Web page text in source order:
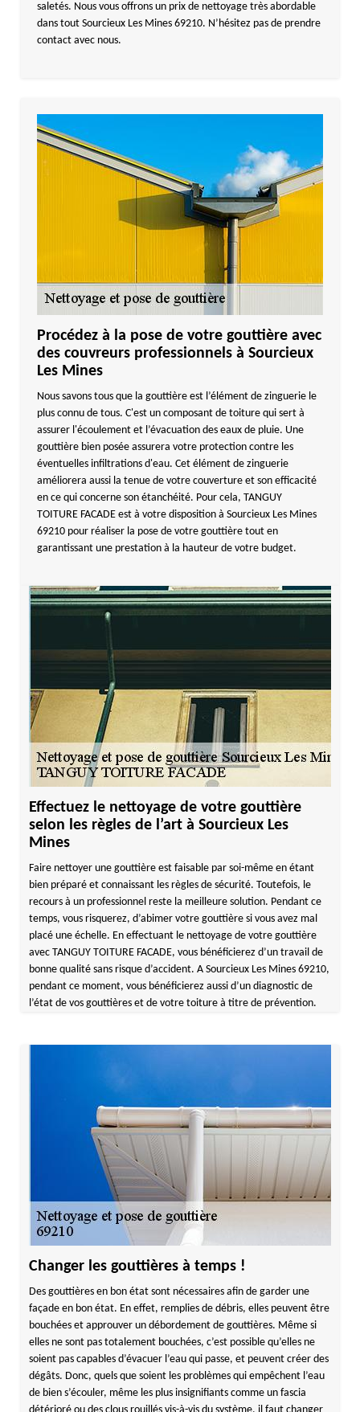
saletés. Nous vous offrons un prix de nettoyage très abordable
dans tout Sourcieux Les Mines 69210. N’hésitez pas de prendre
contact avec nous.
Procédez à la pose de votre gouttière avec
des couvreurs professionnels à Sourcieux
Les Mines
Nous savons tous que la gouttière est l’élément de zinguerie le
plus connu de tous. C'est un composant de toiture qui sert à
assurer l'écoulement et l’évacuation des eaux de pluie. Une
gouttière bien posée assurera votre protection contre les
éventuelles infiltrations d'eau. Cet élément de zinguerie
améliorera aussi la tenue de votre couverture et son efficacité
en ce qui concerne son étanchéité. Pour cela, TANGUY
TOITURE FACADE est à votre disposition à Sourcieux Les Mines
69210 pour réaliser la pose de votre gouttière tout en
garantissant une prestation à la hauteur de votre budget.
Effectuez le nettoyage de votre gouttière
selon les règles de l’art à Sourcieux Les
Mines
Faire nettoyer une gouttière est faisable par soi-même en étant
bien préparé et connaissant les règles de sécurité. Toutefois, le
recours à un professionnel reste la meilleure solution. Pendant ce
temps, vous risquerez, d’abimer votre gouttière si vous avez mal
placé une échelle. En effectuant le nettoyage de votre gouttière
avec TANGUY TOITURE FACADE, vous bénéficierez d’un travail de
bonne qualité sans risque d’accident. A Sourcieux Les Mines 69210,
pendant ce moment, vous bénéficierez aussi d’un diagnostic de
l’état de vos gouttières et de votre toiture à titre de prévention.
Changer les gouttières à temps !
Des gouttières en bon état sont nécessaires afin de garder une
façade en bon état. En effet, remplies de débris, elles peuvent être
bouchées et approuver un débordement de gouttières. Même si
elles ne sont pas totalement bouchées, c’est possible qu’elles ne
soient pas capables d’évacuer l’eau qui passe, et peuvent créer des
dégâts. Donc, quels que soient les problèmes qui empêchent l’eau
de bien s’écouler, même les plus insignifiants comme un fascia